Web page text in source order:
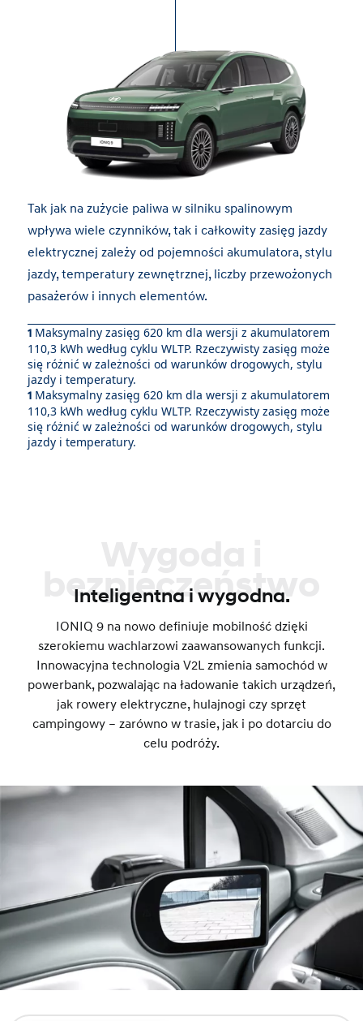
Tak jak na zużycie paliwa w silniku spalinowym
wpływa wiele czynników, tak i całkowity zasięg jazdy
elektrycznej zależy od pojemności akumulatora, stylu
jazdy, temperatury zewnętrznej, liczby przewożonych
pasażerów i innych elementów.
1 Maksymalny zasięg 620 km dla wersji z akumulatorem
110,3 kWh według cyklu WLTP. Rzeczywisty zasięg może
się różnić w zależności od warunków drogowych, stylu
jazdy i temperatury.
1 Maksymalny zasięg 620 km dla wersji z akumulatorem
110,3 kWh według cyklu WLTP. Rzeczywisty zasięg może
się różnić w zależności od warunków drogowych, stylu
jazdy i temperatury.
bezpieczeństwo
Inteligentna i wygodna.
IONIQ 9 na nowo definiuje mobilność dzięki
szerokiemu wachlarzowi zaawansowanych funkcji.
Innowacyjna technologia V2L zmienia samochód w
powerbank, pozwalając na ładowanie takich urządzeń,
jak rowery elektryczne, hulajnogi czy sprzęt
campingowy – zarówno w trasie, jak i po dotarciu do
celu podróży.